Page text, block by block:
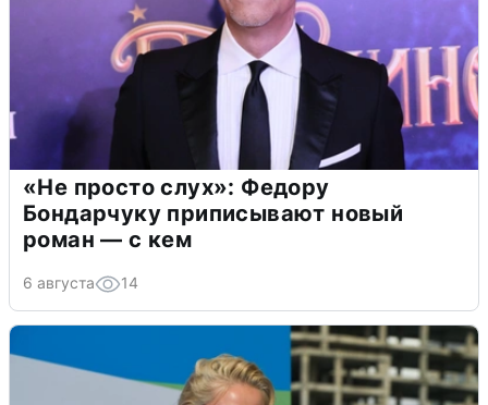
«Не просто слух»: Федору
Бондарчуку приписывают новый
роман — с кем
6 августа 14